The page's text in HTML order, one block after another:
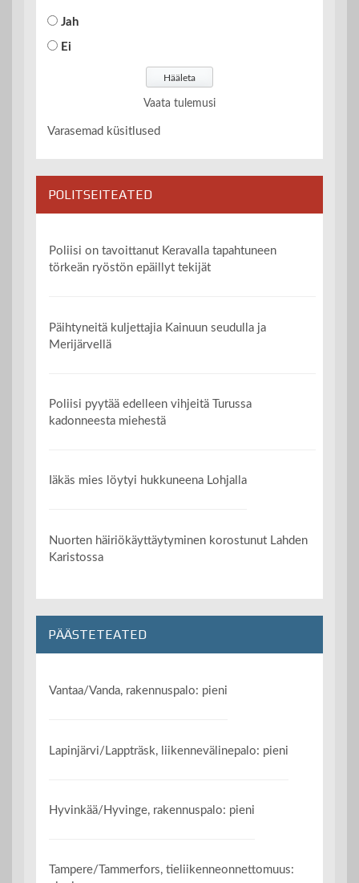
Jah
Ei
Vaata tulemusi
Varasemad küsitlused
POLITSEITEATED
Poliisi on tavoittanut Keravalla tapahtuneen
törkeän ryöstön epäillyt tekijät
Päihtyneitä kuljettajia Kainuun seudulla ja
Merijärvellä
Poliisi pyytää edelleen vihjeitä Turussa
kadonneesta miehestä
Iäkäs mies löytyi hukkuneena Lohjalla
Nuorten häiriökäyttäytyminen korostunut Lahden
Karistossa
PÄÄSTETEATED
Vantaa/Vanda, rakennuspalo: pieni
Lapinjärvi/Lappträsk, liikennevälinepalo: pieni
Hyvinkää/Hyvinge, rakennuspalo: pieni
Tampere/Tammerfors, tieliikenneonnettomuus: